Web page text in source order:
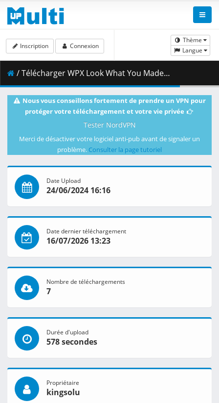
Thème
Langue
Inscription Connexion
/ Télécharger WPX Look What You MadeWres 23June24.mp4 ( 4.85 GB )
Nous vous conseillons fortement de prendre un VPN pour
protéger votre téléchargement et votre vie privée
Tester NordVPN
Merci de désactiver votre logiciel anti-pub avant de signaler un
problème. Consulter la page tutoriel
Date Upload
24/06/2024 16:16
Date dernier téléchargement
16/07/2026 13:23
Nombre de téléchargements
7
Durée d'upload
578 secondes
Propriétaire
kingsolu